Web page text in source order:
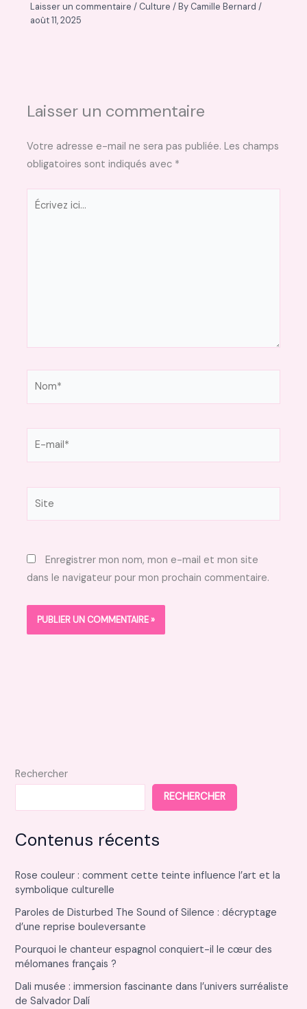
Laisser un commentaire / Culture / By Camille Bernard/
août 11, 2025
Laisser un commentaire
Votre adresse e-mail ne sera pas publiée. Les champs
obligatoires sont indiqués avec *
Écrivez
Enregistrer mon nom, mon e-mail et mon site
dans le navigateur pour mon prochain commentaire.
Rechercher
RECHERCHER
Contenus récents
Rose couleur : comment cette teinte influence l’art et la
symbolique culturelle
Paroles de Disturbed The Sound of Silence : décryptage
d’une reprise bouleversante
Pourquoi le chanteur espagnol conquiert-il le cœur des
mélomanes français ?
Dali musée : immersion fascinante dans l’univers surréaliste
de Salvador Dalí